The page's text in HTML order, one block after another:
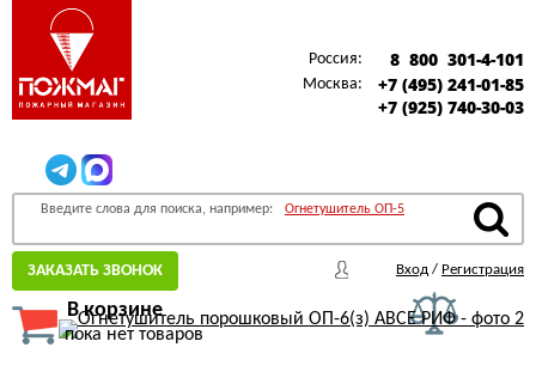
Россия: 8 800 301-4-101
Москва:
+7 (495) 241-01-85
+7 (925) 740-30-03
Введите слова для поиска, например: Огнетушитель ОП-5
ЗАКАЗАТЬ ЗВОНОК Вход / Регистрация
В корзине
пока нет товаров